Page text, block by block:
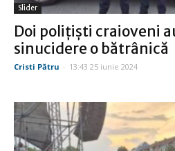
Slider
Doi poliţişti craioveni
sinucidere o bătrânică
Cristi Pătru - 13:43 25 iunie 2024